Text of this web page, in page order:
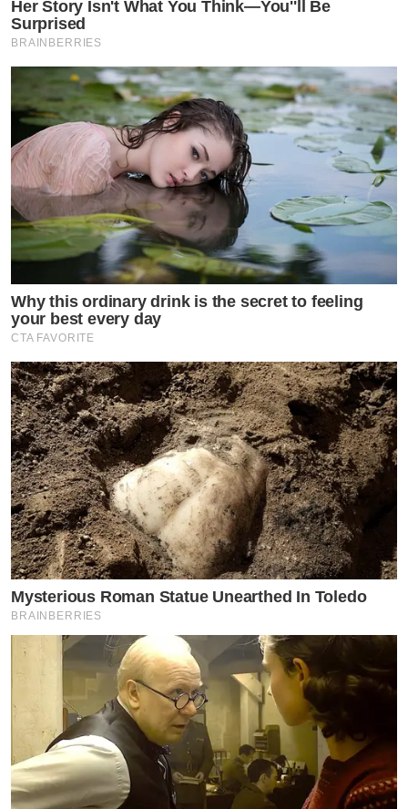
Her Story Isn't What You Think—You''ll Be
Surprised
BRAINBERRIES
Why this ordinary drink is the secret to feeling
your best every day
CTA FAVORITE
Mysterious Roman Statue Unearthed In Toledo
BRAINBERRIES